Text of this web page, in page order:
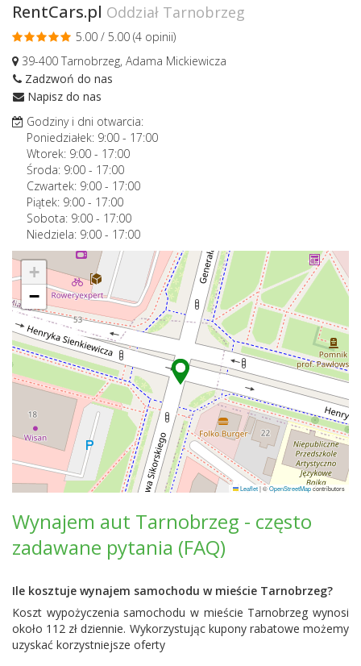
RentCars.pl Oddział Tarnobrzeg
5.00 / 5.00 (4 opinii)
39-400 Tarnobrzeg, Adama Mickiewicza
Zadzwoń do nas
Napisz do nas
Godziny i dni otwarcia:
Poniedziałek: 9:00 - 17:00
Wtorek: 9:00 - 17:00
Środa: 9:00 - 17:00
Czwartek: 9:00 - 17:00
Piątek: 9:00 - 17:00
Sobota: 9:00 - 17:00
Niedziela: 9:00 - 17:00
+
−
Leaflet|©OpenStreetMapcontributors
Wynajem aut Tarnobrzeg - często
zadawane pytania (FAQ)
Ile kosztuje wynajem samochodu w mieście Tarnobrzeg?
Koszt wypożyczenia samochodu w mieście Tarnobrzeg wynosi
około 112 zł dziennie. Wykorzystując kupony rabatowe możemy
uzyskać korzystniejsze oferty